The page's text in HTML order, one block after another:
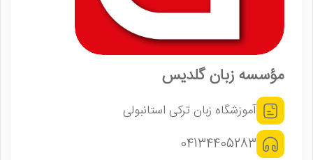
مؤسسه زبان گلدیس
آموزشگاه زبان ترکی استانبولی
04134405283